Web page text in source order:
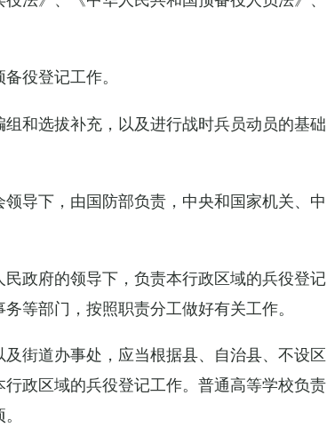
役登记工作。
和选拔补充，以及进行战时兵员动员的基础
导下，由国防部负责，中央和国家机关、中
政府的领导下，负责本行政区域的兵役登记
等部门，按照职责分工做好有关工作。
街道办事处，应当根据县、自治县、不设区
政区域的兵役登记工作。普通高等学校负责